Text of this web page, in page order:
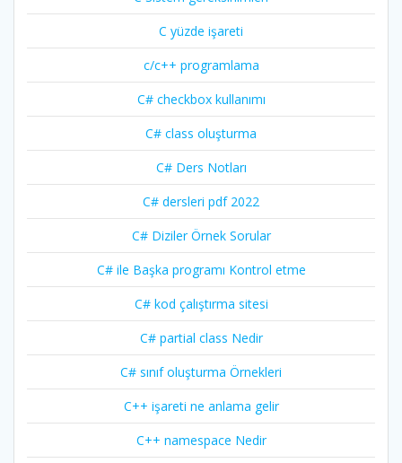
C yüzde işareti
c/c++ programlama
C# checkbox kullanımı
C# class oluşturma
C# Ders Notları
C# dersleri pdf 2022
C# Diziler Örnek Sorular
C# ile Başka programı Kontrol etme
C# kod çalıştırma sitesi
C# partial class Nedir
C# sınıf oluşturma Örnekleri
C++ işareti ne anlama gelir
C++ namespace Nedir